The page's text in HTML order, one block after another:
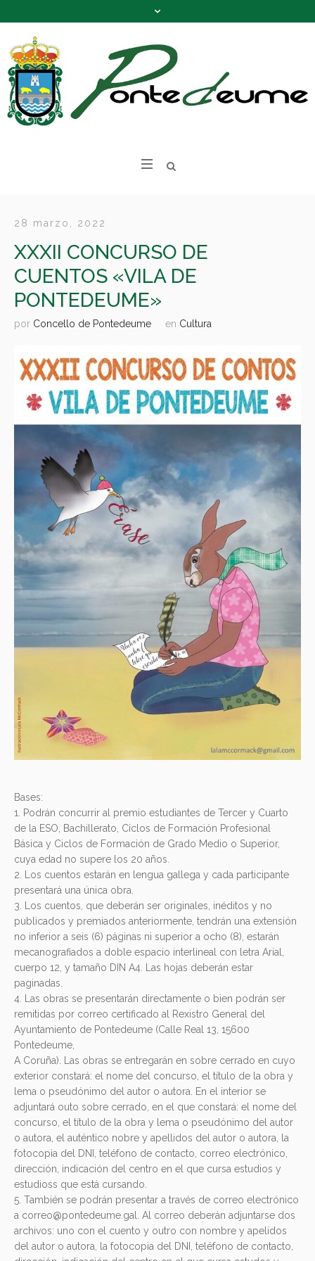
28 marzo, 2022
XXXII CONCURSO DE
CUENTOS «VILA DE
PONTEDEUME»
por Concello de Pontedeume en Cultura
Bases:
1. Podrán concurrir al premio estudiantes de Tercer y Cuarto
de la ESO, Bachillerato, Ciclos de Formación Profesional
Básica y Ciclos de Formación de Grado Medio o Superior,
cuya edad no supere los 20 años.
2. Los cuentos estarán en lengua gallega y cada participante
presentará una única obra.
3. Los cuentos, que deberán ser originales, inéditos y no
publicados y premiados anteriormente, tendrán una extensión
no inferior a seis (6) páginas ni superior a ocho (8), estarán
mecanografiados a doble espacio interlineal con letra Arial,
cuerpo 12, y tamaño DIN A4. Las hojas deberán estar
paginadas.
4. Las obras se presentarán directamente o bien podrán ser
remitidas por correo certificado al Rexistro General del
Ayuntamiento de Pontedeume (Calle Real 13, 15600
Pontedeume,
A Coruña). Las obras se entregarán en sobre cerrado en cuyo
exterior constará: el nome del concurso, el título de la obra y
lema o pseudónimo del autor o autora. En el interior se
adjuntará outo sobre cerrado, en el que constará: el nome del
concurso, el título de la obra y lema o pseudónimo del autor
o autora, el auténtico nobre y apellidos del autor o autora, la
fotocopia del DNI, teléfono de contacto, correo electrónico,
dirección, indicación del centro en el que cursa estudios y
estudioss que está cursando.
5. También se podrán presentar a través de correo electrónico
a correo@pontedeume.gal. Al correo deberán adjuntarse dos
archivos: uno con el cuento y outro con nombre y apelidos
del autor o autora, la fotocopia del DNI, teléfono de contacto,